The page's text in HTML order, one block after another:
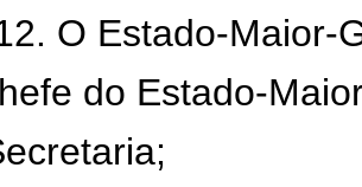
Estado-Maior-
do Estado-